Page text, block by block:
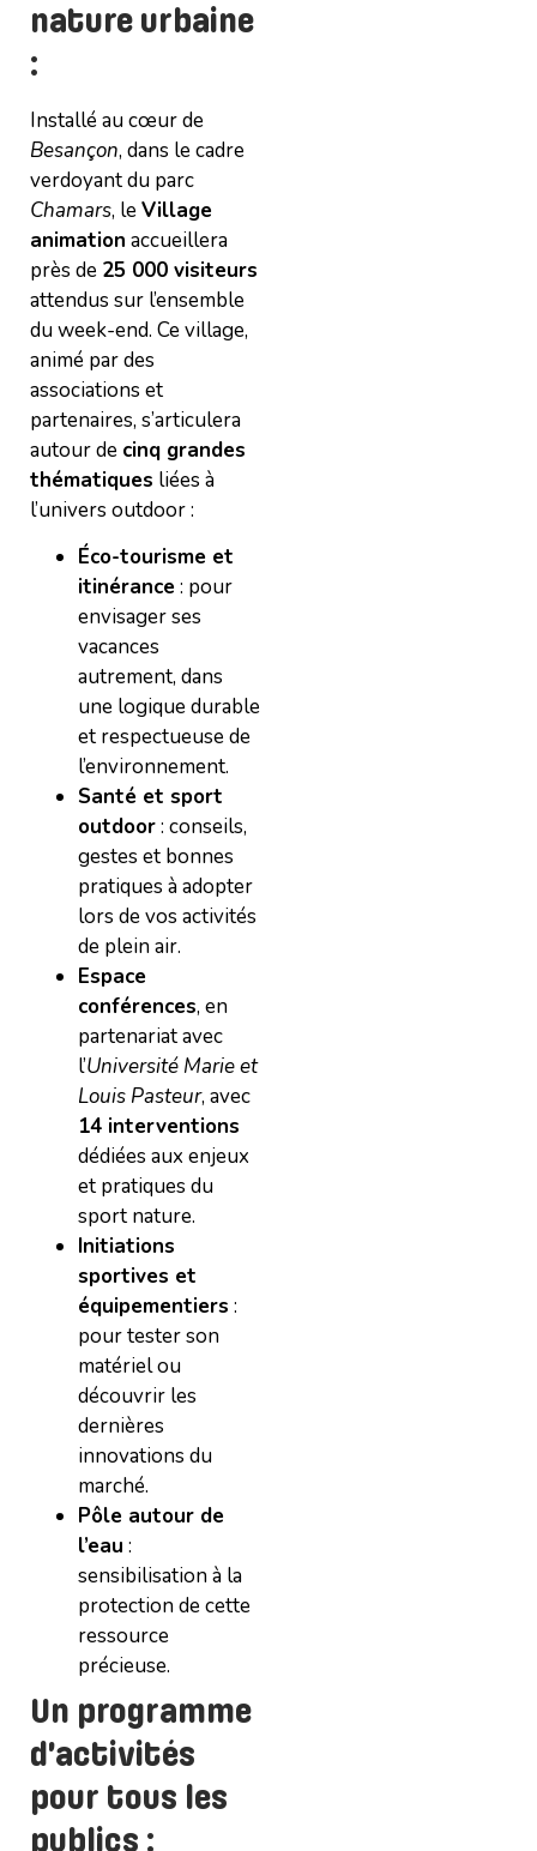
nature urbaine
:
Installé au cœur de
Besançon, dans le cadre
verdoyant du parc
Chamars, leVillage
animation accueillera
près de 25 000 visiteurs
attendus sur l’ensemble
du week-end. Ce village,
animé par des
associations et
partenaires, s’articulera
autour de cinq grandes
thématiques liées à
l’univers outdoor :
Éco-tourisme et
itinérance : pour
envisager ses
vacances
autrement, dans
une logique durable
et respectueuse de
l’environnement.
Santé et sport
outdoor: conseils,
gestes et bonnes
pratiques à adopter
lors de vos activités
de plein air.
Espace
conférences, en
partenariat avec
l’Université Marie et
Louis Pasteur, avec
14 interventions
dédiées aux enjeux
et pratiques du
sport nature.
Initiations
sportives et
équipementiers :
pour tester son
matériel ou
découvrir les
dernières
innovations du
marché.
Pôle autour de
l’eau :
sensibilisation à la
protection de cette
ressource
précieuse.
Un programme
d’activités
pour tous les
publics :